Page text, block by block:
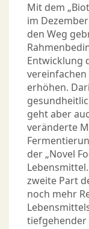
Mit dem
im
den Weg
Entwicklung
erhöhen.
geht aber
veränderte
der „Novel
zweite Part
noch mehr
tiefgehender